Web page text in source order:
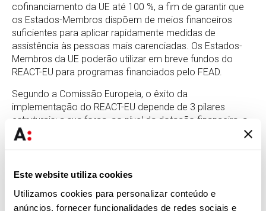
Este website utiliza cookies
Utilizamos cookies para personalizar conteúdo e
anúncios, fornecer funcionalidades de redes sociais e
cofinanciamento da UE até 100 %, a fim de garantir que
os Estados-Membros dispõem de meios financeiros
suficientes para aplicar rapidamente medidas de
assistência às pessoas mais carenciadas. Os Estados-
Membros da UE poderão utilizar em breve fundos do
REACT-EU para programas financiados pelo FEAD.
Segundo a Comissão Europeia, o êxito da
implementação do REACT-EU depende de 3 pilares
estruturais: a sua força, ao nível da dotação financeira, a
eficiência, através da utilização dos programas
estruturas nacionais e europeias será uma ferramenta
das medidas implementadas ou propostas pelos